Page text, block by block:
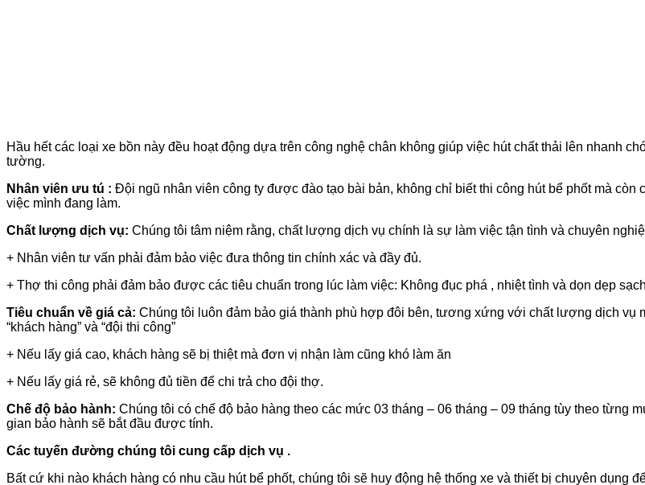
Hầu hết các loại xe bồn này đều hoạt động dựa trên công nghệ chân không giúp việc hút chất thải lên nhanh
tường.
Nhân viên ưu tú : Đội ngũ nhân viên công ty được đào tạo bài bản, không chỉ biết thi công hút bể phốt mà
việc mình đang làm.
Chất lượng dịch vụ: Chúng tôi tâm niệm rằng, chất lượng dịch vụ chính là sự làm việc tận tình và chuyên
+ Nhân viên tư vấn phải đảm bảo việc đưa thông tin chính xác và đầy đủ.
+ Thợ thi công phải đảm bảo được các tiêu chuẩn trong lúc làm việc: Không đục phá , nhiệt tình và dọn dẹp
Tiêu chuẩn về giá cả: Chúng tôi luôn đảm bảo giá thành phù hợp đôi bên, tương xứng với chất lượng dịch
“khách hàng” và “đội thi công”
+ Nếu lấy giá cao, khách hàng sẽ bị thiệt mà đơn vị nhận làm cũng khó làm ăn
+ Nếu lấy giá rẻ, sẽ không đủ tiền để chi trả cho đội thợ.
Chế độ bảo hành: Chúng tôi có chế độ bảo hàng theo các mức 03 tháng – 06 tháng – 09 tháng tùy theo từng
gian bảo hành sẽ bắt đầu được tính.
Các tuyến đường chúng tôi cung cấp dịch vụ .
Bất cứ khi nào khách hàng có nhu cầu hút bể phốt, chúng tôi sẽ huy động hệ thống xe và thiết bị chuyên dụng